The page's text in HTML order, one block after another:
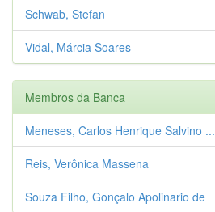
Schwab, Stefan
Vidal, Márcia Soares
Membros da Banca
Meneses, Carlos Henrique Salvino ...
Reis, Verônica Massena
Souza Filho, Gonçalo Apolinario de